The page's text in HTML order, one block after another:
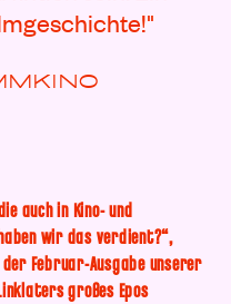
auch in Kino- und
wir das verdient?“,
Februar-Ausgabe unserer
großes Epos